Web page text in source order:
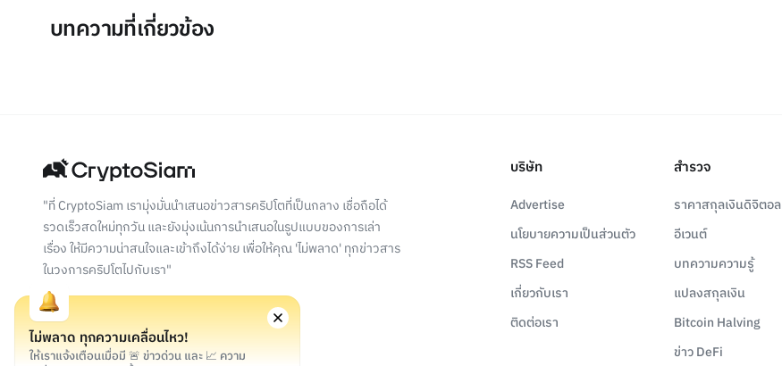
บทความที่เกี่ยวข้อง
"ที่ CryptoSiam เรามุ่งมั่นนำเสนอข่าวสารคริปโตที่เป็นกลาง เชื่อถือได้
รวดเร็วสดใหม่ทุกวัน และยังมุ่งเน้นการนำเสนอในรูปแบบของการเล่า
เรื่อง ให้มีความน่าสนใจและเข้าถึงได้ง่าย เพื่อให้คุณ 'ไม่พลาด' ทุกข่าวสาร
ในวงการคริปโตไปกับเรา"
บริษัท
Advertise
นโยบายความเป็นส่วนตัว
RSS Feed
เกี่ยวกับเรา
ติดต่อเรา
สำรวจ
ราคาสกุลเงินดิจิตอล
อีเวนต์
บทความความรู้
แปลงสกุลเงิน
Bitcoin Halving
ข่าว DeFi
ไม่พลาด ทุกความเคลื่อนไหว!
ให้เราแจ้งเตือนเมื่อมี 🚨 ข่าวด่วน และ 📈 ความ